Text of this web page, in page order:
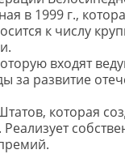
в 1999 г.,
к числу
входят
за развитие
которая